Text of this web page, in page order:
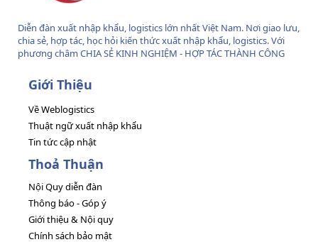
Diễn đàn xuất nhập khẩu, logistics lớn nhất Việt Nam. Nơi giao lưu,
chia sẻ, hợp tác, học hỏi kiến thức xuất nhập khẩu, logistics. Với
phương châm CHIA SẺ KINH NGHIỆM - HỢP TÁC THÀNH CÔNG
Giới Thiệu
Về Weblogistics
Thuật ngữ xuất nhập khẩu
Tin tức cập nhật
Thoả Thuận
Nội Quy diễn đàn
Thông báo - Góp ý
Giới thiệu & Nội quy
Chính sách bảo mật